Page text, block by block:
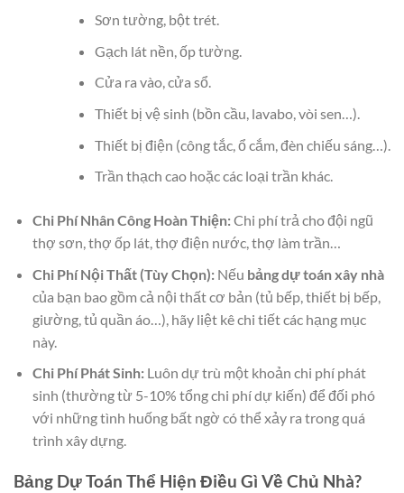
Sơn tường, bột trét.
Gạch lát nền, ốp tường.
Cửa ra vào, cửa sổ.
Thiết bị vệ sinh (bồn cầu, lavabo, vòi sen…).
Thiết bị điện (công tắc, ổ cắm, đèn chiếu sáng…).
Trần thạch cao hoặc các loại trần khác.
Chi Phí Nhân Công Hoàn Thiện:Chi phí trả cho đội ngũ
thợ sơn, thợ ốp lát, thợ điện nước, thợ làm trần…
Chi Phí Nội Thất (Tùy Chọn):Nếu bảng dự toán xây nhà
của bạn bao gồm cả nội thất cơ bản (tủ bếp, thiết bị bếp,
giường, tủ quần áo…), hãy liệt kê chi tiết các hạng mục
này.
Chi Phí Phát Sinh:Luôn dự trù một khoản chi phí phát
sinh (thường từ 5-10% tổng chi phí dự kiến) để đối phó
với những tình huống bất ngờ có thể xảy ra trong quá
trình xây dựng.
Bảng Dự Toán Thể Hiện Điều Gì Về Chủ Nhà?